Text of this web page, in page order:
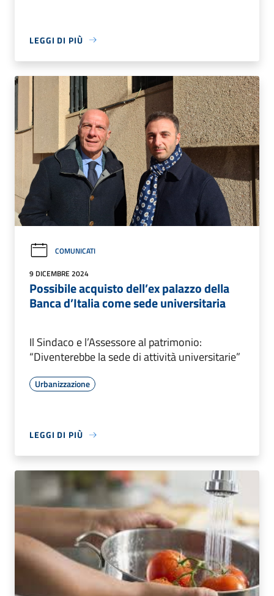
LEGGI DI PIÙ
COMUNICATI
9 DICEMBRE 2024
Possibile acquisto dell’ex palazzo della
Banca d’Italia come sede universitaria
Il Sindaco e l’Assessore al patrimonio:
“Diventerebbe la sede di attività universitarie”
Urbanizzazione
LEGGI DI PIÙ